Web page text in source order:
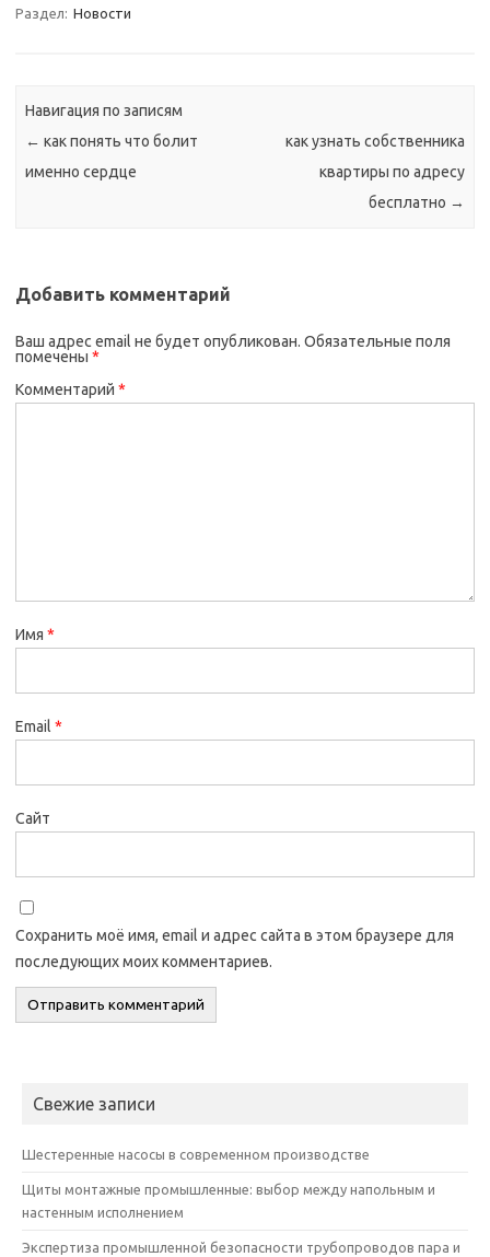
Раздел: Новости
Навигация по записям
← как понять что болит
именно сердце
как узнать собственника
квартиры по адресу
бесплатно →
Добавить комментарий
Ваш адрес email не будет опубликован. Обязательные поля
помечены *
Комментарий *
Имя *
Email *
Сайт
Сохранить моё имя, email и адрес сайта в этом браузере для
последующих моих комментариев.
Свежие записи
Шестеренные насосы в современном производстве
Щиты монтажные промышленные: выбор между напольным и
настенным исполнением
Экспертиза промышленной безопасности трубопроводов пара и